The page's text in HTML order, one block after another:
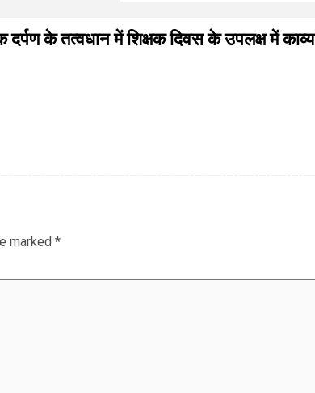
दर्पण के तत्वधान में शिक्षक दिवस के उपलक्ष में काव्य
marked *